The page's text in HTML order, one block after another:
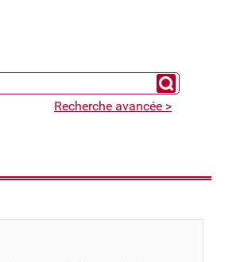
Chercher un expert
Recherche avancée >